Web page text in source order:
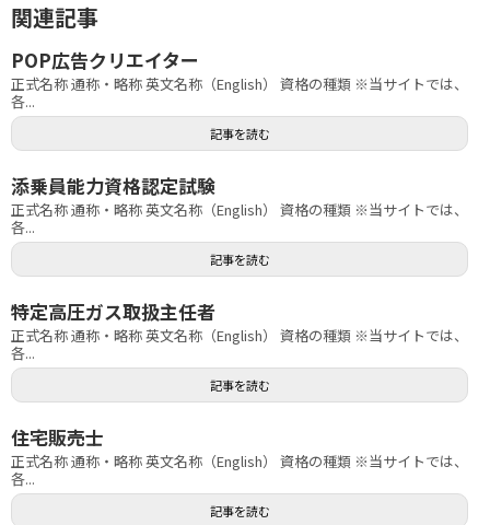
関連記事
POP広告クリエイター
正式名称 通称・略称 英文名称（English） 資格の種類 ※当サイトでは、
各...
記事を読む
添乗員能力資格認定試験
正式名称 通称・略称 英文名称（English） 資格の種類 ※当サイトでは、
各...
記事を読む
特定高圧ガス取扱主任者
正式名称 通称・略称 英文名称（English） 資格の種類 ※当サイトでは、
各...
記事を読む
住宅販売士
正式名称 通称・略称 英文名称（English） 資格の種類 ※当サイトでは、
各...
記事を読む